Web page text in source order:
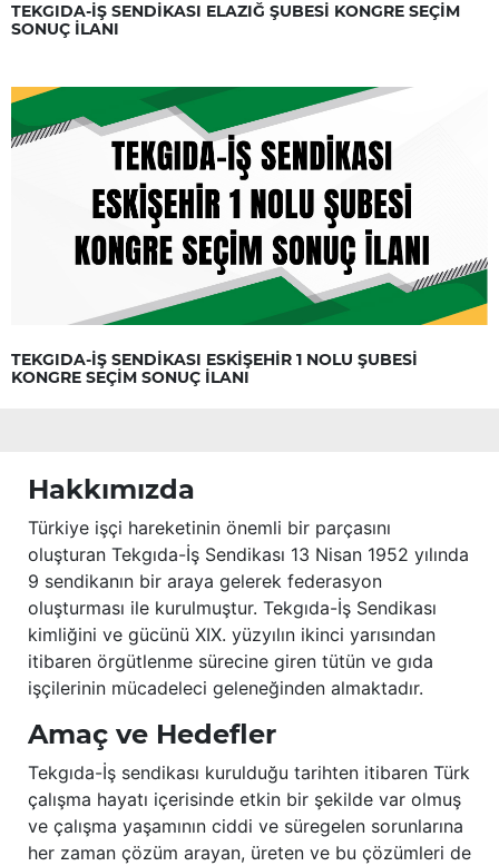
TEKGIDA-İŞ SENDİKASI ELAZIĞ ŞUBESİ KONGRE SEÇİM
SONUÇ İLANI
TEKGIDA-İŞ SENDİKASI ESKİŞEHİR 1 NOLU ŞUBESİ
KONGRE SEÇİM SONUÇ İLANI
Hakkımızda
Türkiye işçi hareketinin önemli bir parçasını
oluşturan Tekgıda-İş Sendikası 13 Nisan 1952 yılında
9 sendikanın bir araya gelerek federasyon
oluşturması ile kurulmuştur. Tekgıda-İş Sendikası
kimliğini ve gücünü XIX. yüzyılın ikinci yarısından
itibaren örgütlenme sürecine giren tütün ve gıda
işçilerinin mücadeleci geleneğinden almaktadır.
Amaç ve Hedefler
Tekgıda-İş sendikası kurulduğu tarihten itibaren Türk
çalışma hayatı içerisinde etkin bir şekilde var olmuş
ve çalışma yaşamının ciddi ve süregelen sorunlarına
her zaman çözüm arayan, üreten ve bu çözümleri de